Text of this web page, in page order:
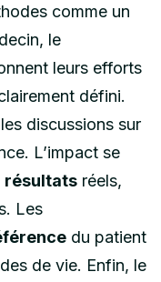
comme un
le
leurs efforts
défini.
discussions sur
L’impact se
résultats réels,
Les
du patient
de vie. Enfin, le